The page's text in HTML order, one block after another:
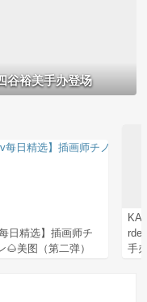
谷裕美手办登场
日精选】插画师チ
🌰美图（第二弹）
手